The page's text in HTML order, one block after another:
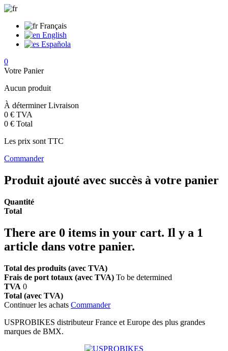
Français
English
Española
0
Votre Panier
Aucun produit
À déterminerLivraison
0 € TVA
0 € Total
Les prix sont TTC
Commander
Produit ajouté avec succès à votre panier
Quantité
Total
There are 0 items in your cart. Il y a 1
article dans votre panier.
Total des produits (avec TVA)
Frais de port totaux (avec TVA) To be determined
TVA 0
Total (avec TVA)
Continuer les achats Commander
USPROBIKES distributeur France et Europe des plus grandes
marques de BMX.